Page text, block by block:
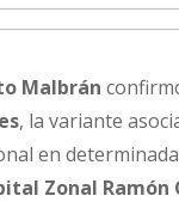
Malbrán
, la variante
en
Zonal Ramón